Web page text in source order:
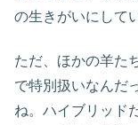
の生きがいにして
ただ、ほかの羊た
で特別扱いなんだ
ね。ハイブリッド